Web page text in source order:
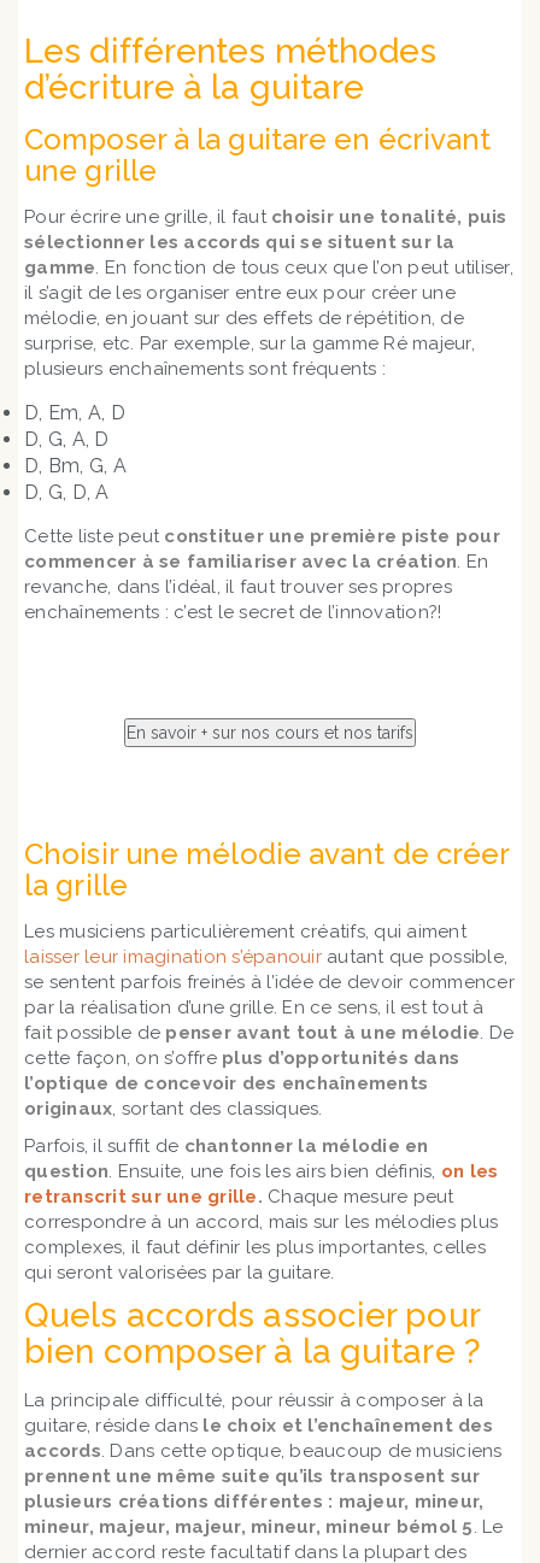
Les différentes méthodes
d’écriture à la guitare
Composer à la guitare en écrivant
une grille
Pour écrire une grille, il faut choisir une tonalité, puis
sélectionner les accords qui se situent sur la
gamme. En fonction de tous ceux que l’on peut utiliser,
il s’agit de les organiser entre eux pour créer une
mélodie, en jouant sur des effets de répétition, de
surprise, etc. Par exemple, sur la gamme Ré majeur,
plusieurs enchaînements sont fréquents :
D, Em, A, D
D, G, A, D
D, Bm, G, A
D, G, D, A
Cette liste peutconstituer une première piste pour
commencer à se familiariser avec la création. En
revanche, dans l’idéal, il faut trouver ses propres
enchaînements : c’est le secret de l’innovation?!
Choisir une mélodie avant de créer
la grille
Les musiciens particulièrement créatifs, qui aiment
laisser leur imagination s’épanouir autant que possible,
se sentent parfois freinés à l’idée de devoir commencer
par la réalisation d’une grille. En ce sens, il est tout à
fait possible de penser avant tout à une mélodie. De
cette façon, on s’offre plus d’opportunités dans
l’optique de concevoir des enchaînements
originaux, sortant des classiques.
Parfois, il suffit de chantonner la mélodie en
question. Ensuite, une fois les airs bien définis, on les
retranscrit sur une grille. Chaque mesure peut
correspondre à un accord, mais sur les mélodies plus
complexes, il faut définir les plus importantes, celles
qui seront valorisées par la guitare.
Quels accords associer pour
bien composer à la guitare ?
La principale difficulté, pour réussir à composer à la
guitare, réside dans le choix et l’enchaînement des
accords. Dans cette optique, beaucoup de musiciens
prennent une même suite qu’ils transposent sur
plusieurs créations différentes : majeur, mineur,
mineur, majeur, majeur, mineur, mineur bémol 5. Le
dernier accord reste facultatif dans la plupart des